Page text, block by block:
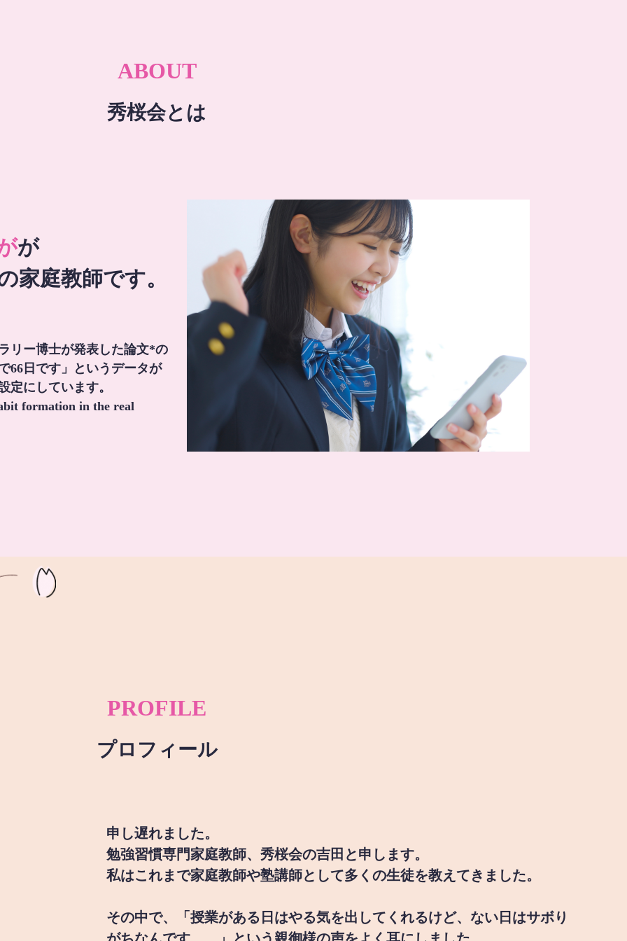
ABOUT
秀桜会とは
が
家庭教師です。
リー博士が発表した論文*の
66日です」というデータが
定にしています。
formation in the real
PROFILE
プロフィール
申し遅れました。
勉強習慣専門家庭教師、秀桜会の吉田と申します。
私はこれまで家庭教師や塾講師として多くの生徒を教えてきました。
その中で、「授業がある日はやる気を出してくれるけど、ない日はサボり